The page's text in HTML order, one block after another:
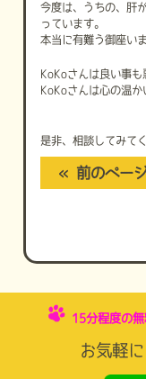
今度は、うちの、肝
っています。
本当に有難う御座いま
KoKoさんは良い事も
KoKoさんは心の温か
是非、相談してみて
« 前のペー
15分程度の
お気軽